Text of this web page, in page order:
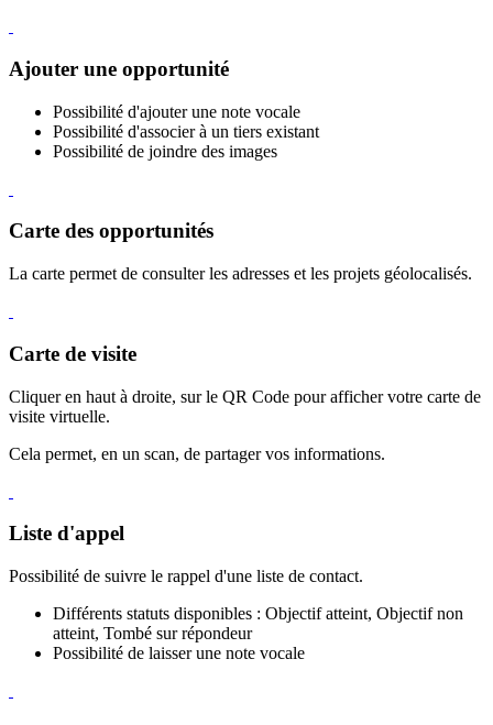
Ajouter une opportunité
Possibilité d'ajouter une note vocale
Possibilité d'associer à un tiers existant
Possibilité de joindre des images
Carte des opportunités
La carte permet de consulter les adresses et les projets géolocalisés.
Carte de visite
Cliquer en haut à droite, sur le QR Code pour afficher votre carte de
visite virtuelle.
Cela permet, en un scan, de partager vos informations.
Liste d'appel
Possibilité de suivre le rappel d'une liste de contact.
Différents statuts disponibles : Objectif atteint, Objectif non
atteint, Tombé sur répondeur
Possibilité de laisser une note vocale